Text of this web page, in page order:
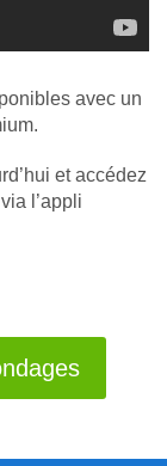
avec un
et accédez
l’appli